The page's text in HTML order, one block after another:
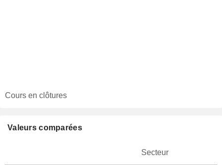
Cours en clôtures
Valeurs comparées
Secteur